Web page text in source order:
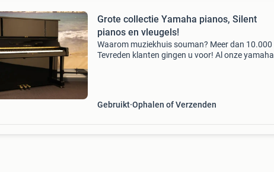
Grote collectie Yamaha pianos, Silent
pianos en vleugels!
Waarom muziekhuis souman? Meer dan 10.000
Tevreden klanten gingen u voor! Al onze yamaha
Gebruikt Ophalen of Verzenden